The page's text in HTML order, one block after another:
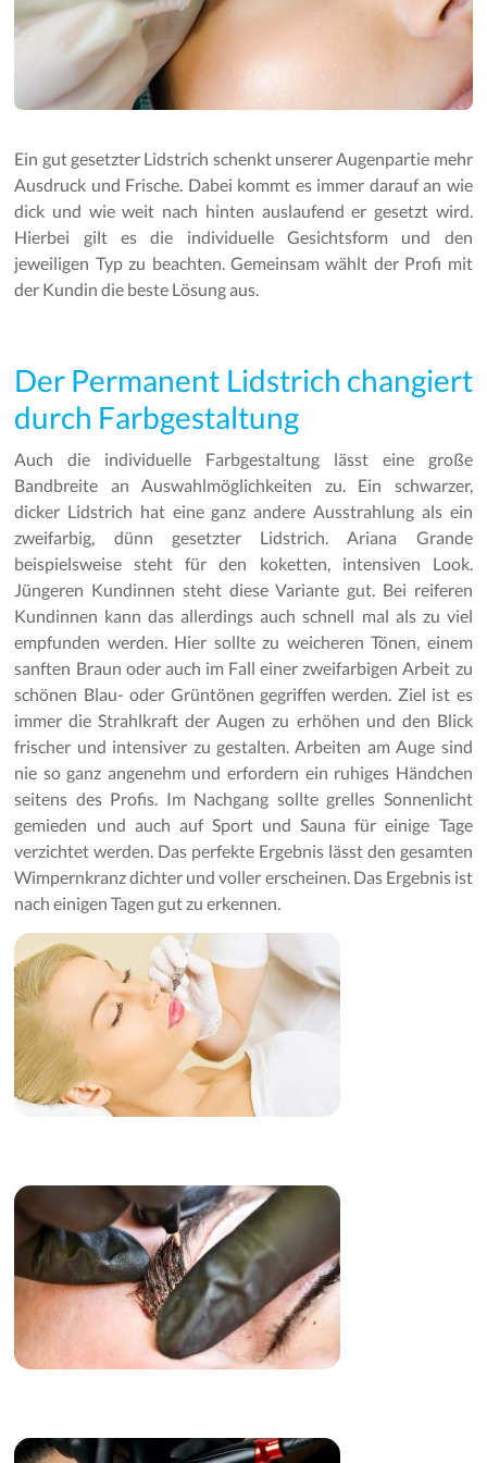
Ein gut gesetzter Lidstrich schenkt unserer Augenpartie mehr
Ausdruck und Frische. Dabei kommt es immer darauf an wie
dick und wie weit nach hinten auslaufend er gesetzt wird.
Hierbei gilt es die individuelle Gesichtsform und den
jeweiligen Typ zu beachten. Gemeinsam wählt der Profi mit
der Kundin die beste Lösung aus.
Der Permanent Lidstrich changiert
durch Farbgestaltung
Auch die individuelle Farbgestaltung lässt eine große
Bandbreite an Auswahlmöglichkeiten zu. Ein schwarzer,
dicker Lidstrich hat eine ganz andere Ausstrahlung als ein
zweifarbig, dünn gesetzter Lidstrich. Ariana Grande
beispielsweise steht für den koketten, intensiven Look.
Jüngeren Kundinnen steht diese Variante gut. Bei reiferen
Kundinnen kann das allerdings auch schnell mal als zu viel
empfunden werden. Hier sollte zu weicheren Tönen, einem
sanften Braun oder auch im Fall einer zweifarbigen Arbeit zu
schönen Blau- oder Grüntönen gegriffen werden. Ziel ist es
immer die Strahlkraft der Augen zu erhöhen und den Blick
frischer und intensiver zu gestalten. Arbeiten am Auge sind
nie so ganz angenehm und erfordern ein ruhiges Händchen
seitens des Profis. Im Nachgang sollte grelles Sonnenlicht
gemieden und auch auf Sport und Sauna für einige Tage
verzichtet werden. Das perfekte Ergebnis lässt den gesamten
Wimpernkranz dichter und voller erscheinen. Das Ergebnis ist
nach einigen Tagen gut zu erkennen.